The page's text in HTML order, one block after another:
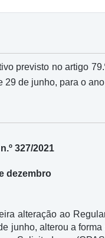
previsto no artigo
29 de junho, para o
327/2021
dezembro
alteração ao
junho, alterou a